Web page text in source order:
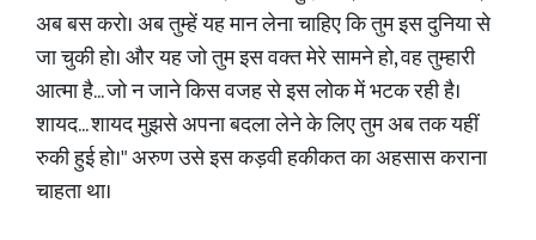
अब बस करो। अब तुम्हें यह मान लेना चाहिए कि तुम इस दुनिया से
जा चुकी हो। और यह जो तुम इस वक्त मेरे सामने हो, वह तुम्हारी
आत्मा है... जो न जाने किस वजह से इस लोक में भटक रही है।
शायद... शायद मुझसे अपना बदला लेने के लिए तुम अब तक यहीं
रुकी हुई हो।" अरुण उसे इस कड़वी हकीकत का अहसास कराना
चाहता था।